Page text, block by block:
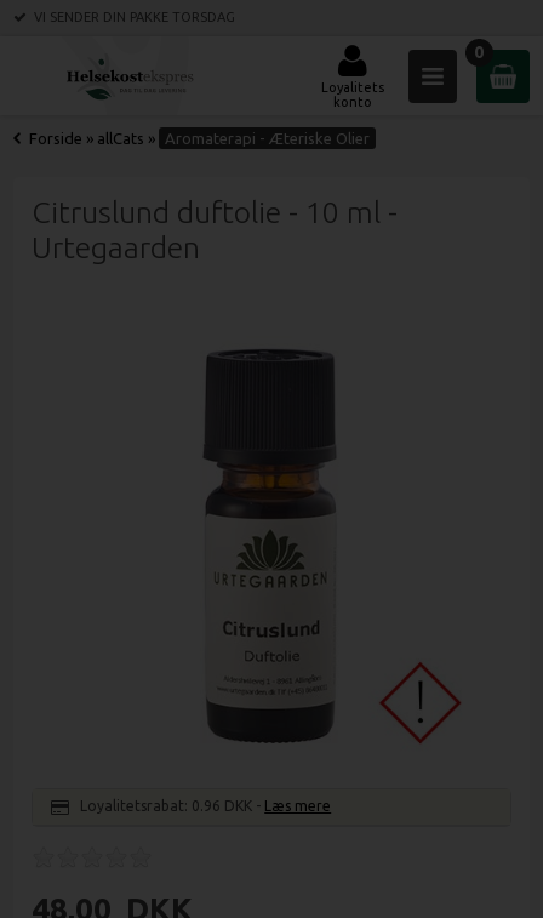
VI SENDER DIN PAKKE TORSDAG
0
Loyalitets
konto
Forside » allCats » Aromaterapi - Æteriske Olier
Citruslund duftolie - 10 ml -
Urtegaarden
Loyalitetsrabat: 0.96 DKK - Læs mere
48,00 DKK